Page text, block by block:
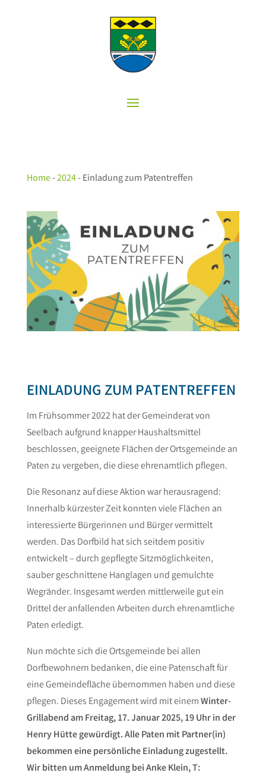
Home-2024-Einladung zum Patentreffen
EINLADUNG ZUM PATENTREFFEN
Im Frühsommer 2022 hat der Gemeinderat von
Seelbach aufgrund knapper Haushaltsmittel
beschlossen, geeignete Flächen der Ortsgemeinde an
Paten zu vergeben, die diese ehrenamtlich pflegen.
Die Resonanz auf diese Aktion war herausragend:
Innerhalb kürzester Zeit konnten viele Flächen an
interessierte Bürgerinnen und Bürger vermittelt
werden. Das Dorfbild hat sich seitdem positiv
entwickelt – durch gepflegte Sitzmöglichkeiten,
sauber geschnittene Hanglagen und gemulchte
Wegränder. Insgesamt werden mittlerweile gut ein
Drittel der anfallenden Arbeiten durch ehrenamtliche
Paten erledigt.
Nun möchte sich die Ortsgemeinde bei allen
Dorfbewohnern bedanken, die eine Patenschaft für
eine Gemeindefläche übernommen haben und diese
pflegen. Dieses Engagement wird mit einemWinter-
Grillabend am Freitag, 17. Januar 2025, 19 Uhr in der
Henry Hütte gewürdigt. Alle Paten mit Partner(in)
bekommen eine persönliche Einladung zugestellt.
Wir bitten um Anmeldung bei Anke Klein, T: